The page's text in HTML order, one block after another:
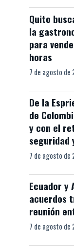
Quito
la
para
horas
7 de agosto de
De la
de
y con el
seguridad
7 de agosto de
Ecuador
acuerdos
reunión
7 de agosto de